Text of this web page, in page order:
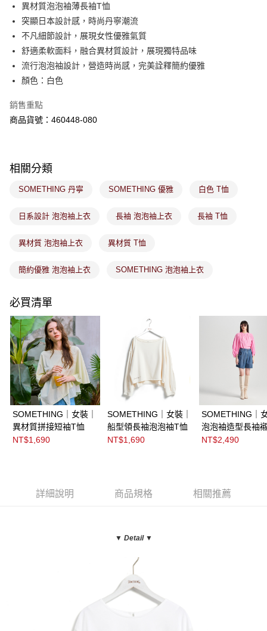
後付繳納相關費用。
※ 交易是否成功請以「AFTEE先享後付 」之結帳頁面顯示為準，若有關於
是否繳費成功／繳費後需取消欲退款等相關疑問，請聯繫「AFTEE先享後付
客戶支援中心」https://netprotections.freshdesk.com/support/home
１．透過由恩沛科技股份有限公司提供之「AFTEE先享後付」服務完成之交
易，需依本服務之必要範圍內提供個人資料，並將交易相關給付款項請求債
２．關於個人資料處理事宜，請瀏覽以下網址：
３．未成年的使用者請事先徵得法定代理人或監護人之同意方可使用
時審查核予不同之上限額度；若仍有額度不足之情形，本公司將視審查結果
５．嚴禁一人註冊多個帳號或使用他人資訊註冊。若發現惡意使用之情形，
付款後萊爾富取貨
免運費
7-11取貨付款
免運費
免運費
付款後門市取貨
免運費
異材質泡泡袖薄長袖T恤
突顯日本設計感，時尚丹寧潮流
不凡細節設計，展現女性優雅氣質
舒適柔軟面料，融合異材質設計，展現獨特品味
流行泡泡袖設計，營造時尚感，完美詮釋簡約優雅
顏色：白色
銷售重點
商品貨號：460448-080
相關分類
SOMETHING 丹寧 SOMETHING 優雅 白色 T恤
日系設計 泡泡袖上衣 長袖 泡泡袖上衣 長袖 T恤
異材質 泡泡袖上衣 異材質 T恤
簡約優雅 泡泡袖上衣 SOMETHING 泡泡袖上衣
必買清單
SOMETHING｜女裝｜
異材質拼接短袖T恤
NT$1,690
SOMETHING｜女裝｜
船型領長袖泡泡袖T恤
NT$1,690
SOMETHING｜
泡泡袖造型長袖
NT$2,490
詳細說明 商品規格 相關推薦
▼ Detail ▼